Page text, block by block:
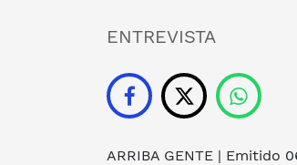
ENTREVISTA
ARRIBA GENTE | Emitido